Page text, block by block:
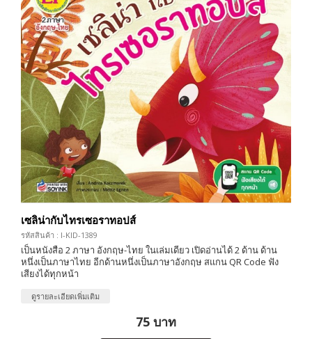
เซลิน่ากับไทรเซอราทอปส์
รหัสสินค้า : I-KID-1389
เป็นหนังสือ 2 ภาษา อังกฤษ-ไทย ในเล่มเดียว เปิดอ่านได้ 2 ด้าน ด้าน
หนึ่งเป็นภาษาไทย อีกด้านหนึ่งเป็นภาษาอังกฤษ สแกน QR Code ฟัง
เสียงได้ทุกหน้า
ดูรายละเอียดเพิ่มเติม
75 บาท